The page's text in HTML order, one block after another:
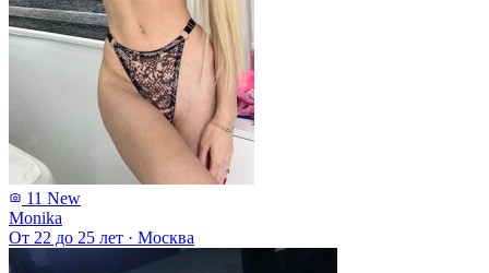
11 New
Monika
От 22 до 25 лет · Москва